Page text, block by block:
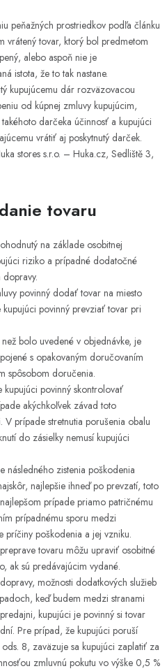
peňažných prostriedkov podľa článku
vrátený tovar, ktorý bol predmetom
alebo aspoň nie je
istota, že to tak nastane.
kupujúcemu dár rozväzovacou
od kúpnej zmluvy kupujúcim,
darčeka účinnosť a kupujúci
vrátiť aj poskytnutý darček.
stores s.r.o. – Huka.cz, Sedliště 3,
tovaru
na základe osobitnej
riziko a prípadné dodatočné
povinný dodať tovar na miesto
povinný prevziať tovar pri
bolo uvedené v objednávke, je
s opakovaným doručovaním
spôsobom doručenia.
povinný skontrolovať
akýchkoľvek závad toto
prípade stretnutia porušenia obalu
do zásielky nemusí kupujúci
následného zistenia poškodenia
najlepšie ihneď po prevzatí, toto
prípade priamo patričnému
prípadnému sporu medzi
príčiny poškodenia a jej vzniku.
tovaru môžu upraviť osobitné
ak sú predávajúcim vydané.
možnosti dodatkových služieb
keď budem medzi stranami
kupujúci je povinný si tovar
Pre prípad, že kupujúci poruší
8, zaväzuje sa kupujúci zaplatiť za
zmluvnú pokutu vo výške 0,5 %